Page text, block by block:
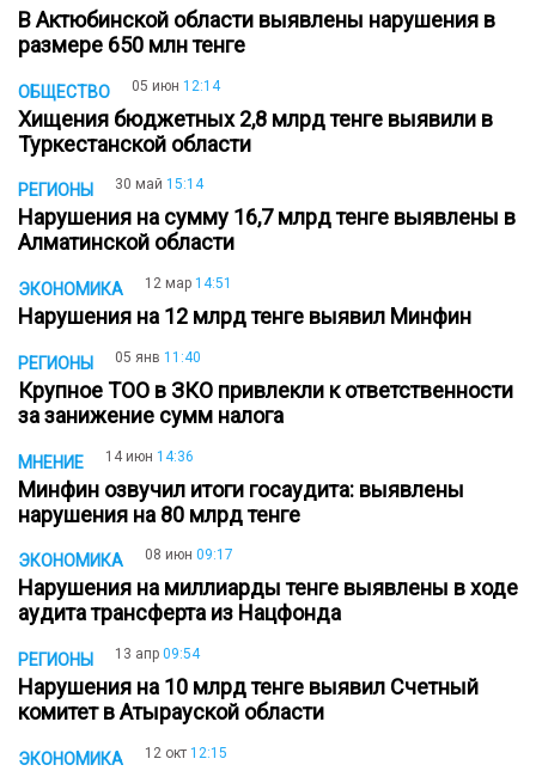
В Актюбинской области выявлены нарушения в
размере 650 млн тенге
ОБЩЕСТВО 05 июн 12:14
Хищения бюджетных 2,8 млрд тенге выявили в
Туркестанской области
РЕГИОНЫ 30 май 15:14
Нарушения на сумму 16,7 млрд тенге выявлены в
Алматинской области
ЭКОНОМИКА 12 мар 14:51
Нарушения на 12 млрд тенге выявил Минфин
РЕГИОНЫ 05 янв 11:40
Крупное ТОО в ЗКО привлекли к ответственности
за занижение сумм налога
МНЕНИЕ 14 июн 14:36
Минфин озвучил итоги госаудита: выявлены
нарушения на 80 млрд тенге
ЭКОНОМИКА 08 июн 09:17
Нарушения на миллиарды тенге выявлены в ходе
аудита трансферта из Нацфонда
РЕГИОНЫ 13 апр 09:54
Нарушения на 10 млрд тенге выявил Счетный
комитет в Атырауской области
ЭКОНОМИКА 12 окт 12:15